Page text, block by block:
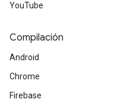
YouTube
Compilación
Android
Chrome
Firebase